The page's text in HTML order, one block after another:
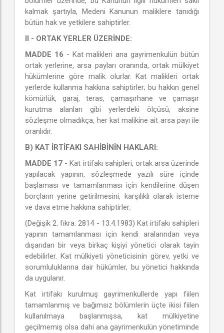
kalmak şartıyla, Medeni Kanunun maliklere tanıdığı
bütün hak ve yetkilere sahiptirler.
II - ORTAK YERLER ÜZERİNDE:
MADDE 16 - Kat malikleri ana gayrimenkulün bütün
ortak yerlerine, arsa payları oranında, ortak mülkiyet
hükümlerine göre malik olurlar. Kat malikleri ortak
yerlerde kullanma hakkına sahiptirler; bu hakkın genel
kömürlük, garaj, teras, çamaşırhane ve çamaşır
kurutma alanları gibi yerlerdeki ölçüsü, aksine
sözleşme olmadıkça, her kat malikine ait arsa payı ile
oranlıdır.
B) KAT İRTİFAKI SAHİBİNİN HAKLARI:
MADDE 17 - Kat irtifakı sahipleri, ortak arsa üzerinde
yapılacak yapının, sözleşmede yazılı süre içinde
başlaması ve tamamlanması için kendilerine düşen
borçların yerine getirilmesini, karşılıklı olarak isteme
ve dava etme hakkına sahiptirler.
(Değişik 2. fıkra: 2814 - 13.4.1983) Kat irtifakı sahipleri
yapının tamamlanması için kendi aralarından veya
dışarıdan bir veya birkaç kişiyi yönetici olarak tayin
edebilirler. Kat mülkiyeti yöneticisinin görev, yetki ve
sorumluluklarına dair hükümler, bu yönetici hakkında
da uygulanır.
Kat irtifakı kurulmuş gayrimenkullerde yapı fiilen
tamamlanmış ve bağımsız bölümlerin üçte ikisi fiilen
kullanılmaya başlanmışsa, kat mülkiyetine
geçilmemiş olsa dahi ana gayrimenkulün yönetiminde